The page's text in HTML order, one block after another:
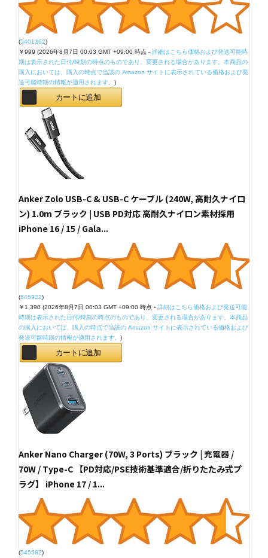
(5401362)
￥999 (2026年8月7日 00:03 GMT +09:00 時点 - 詳細はこちら価格および発送可能時
期は表示された日付/時刻の時点のものであり、変更される場合があります。本商品の
購入においては、購入の時点で当該の Amazon サイトに表示されている価格および発
送可能時期の情報が適用されます。 )
カートに追加
Anker Zolo USB-C & USB-C ケーブル (240W, 高耐久ナイロ
ン) 1.0m ブラック | USB PD対応 高耐久ナイロン素材採用
iPhone 16 / 15 / Gala...
(546922)
￥1,390 (2026年8月7日 00:03 GMT +09:00 時点 - 詳細はこちら価格および発送可能
時期は表示された日付/時刻の時点のものであり、変更される場合があります。本商品
の購入においては、購入の時点で当該の Amazon サイトに表示されている価格および
発送可能時期の情報が適用されます。 )
カートに追加
Anker Nano Charger (70W, 3 Ports) ブラック | 充電器 /
70W / Type-C 【PD対応/PSE技術基準適合/折りたたみ式プ
ラグ】 iPhone 17 / 1...
(545582)